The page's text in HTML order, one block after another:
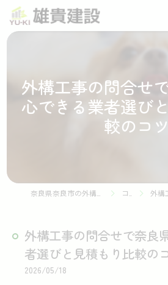
外構工事の問合せ
心できる業者選び
較のコツ
コラム 外構工事
外構工事の問合せで奈良
者選びと見積もり比較の
2026/05/18